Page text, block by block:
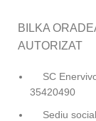
BILKA
AUTORIZAT
SC
35420490
Sediu